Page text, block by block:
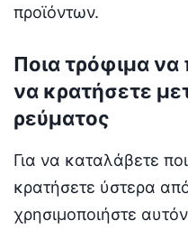
προϊόντων.
Ποια τρόφιμα να
να κρατήσετε
ρεύματος
Για να καταλάβετε
κρατήσετε ύστερα
χρησιμοποιήστε